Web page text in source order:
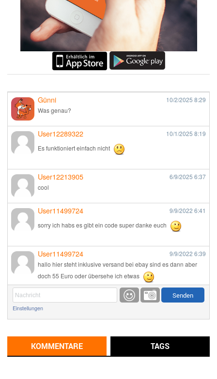
Günni 10/2/2025 8:29
Was genau?
User12289322 10/1/2025 8:19
Es funktioniert einfach nicht
User12213905 6/9/2025 6:37
cool
User11499724 9/9/2022 6:41
sorry ich habs es gibt ein code super danke euch
User11499724 9/9/2022 6:39
hallo hier steht inklusive versand bei ebay sind es dann aber
doch 55 Euro oder übersehe ich etwas
Günni 9/1/20226:17
Günni
Einstellungen
KOMMENTARE TAGS